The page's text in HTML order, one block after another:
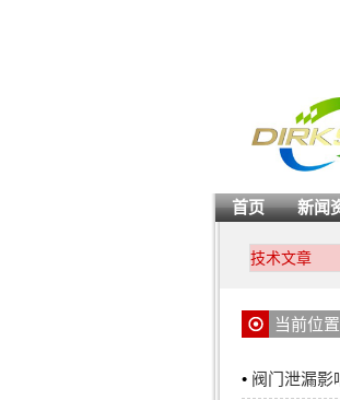
首页 新闻
技术文章
当前位置
• 阀门泄漏影